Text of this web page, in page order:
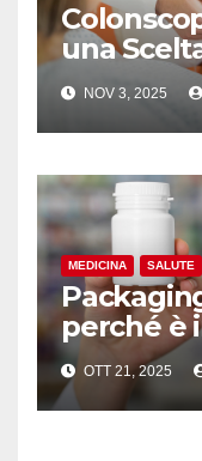
una
Intestinale
NOV 3, 2025
MEDICINA SALUTE
perché è
sono le
OTT 21, 2025